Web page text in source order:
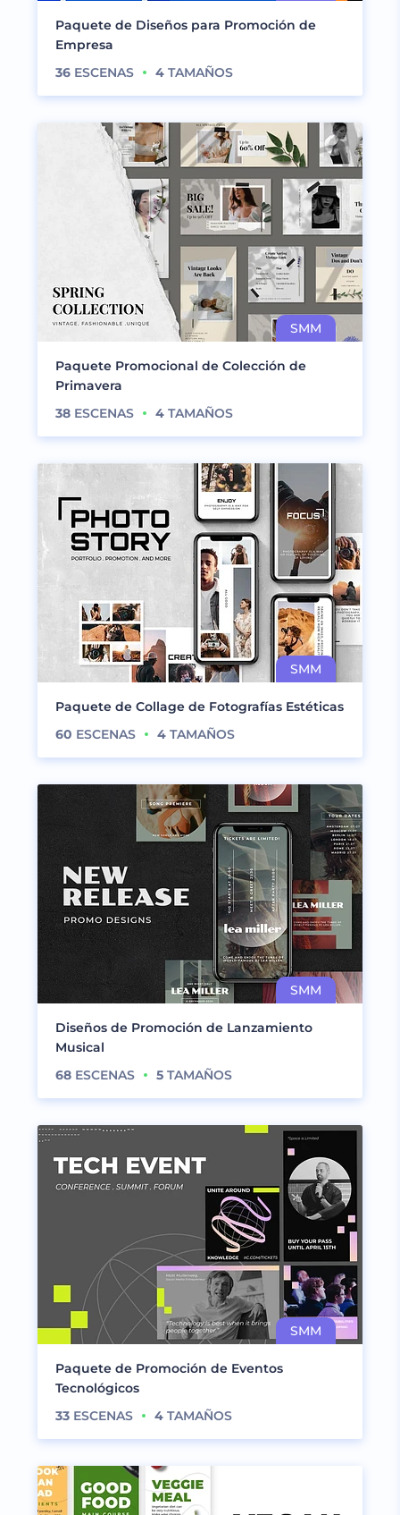
Paquete de Diseños para Promoción de
Empresa
36 ESCENAS 4 TAMAÑOS
Paquete Promocional de Colección de
Primavera
38 ESCENAS 4 TAMAÑOS
Paquete de Collage de Fotografías Estéticas
60 ESCENAS 4 TAMAÑOS
Diseños de Promoción de Lanzamiento
Musical
68 ESCENAS 5 TAMAÑOS
Paquete de Promoción de Eventos
Tecnológicos
33 ESCENAS 4 TAMAÑOS